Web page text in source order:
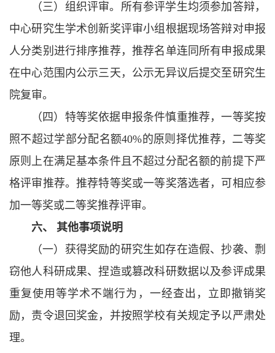
（三）组织评审。所有参评学生均须参加答辩，
中心研究生学术创新奖评审小组根据现场答辩对申报
人分类别进行排序推荐，推荐名单连同所有申报成果
在中心范围内公示三天，公示无异议后提交至研究生
院复审。
（四）特等奖依据申报条件慎重推荐，一等奖按
照不超过学部分配名额40%的原则择优推荐，二等奖
原则上在满足基本条件且不超过分配名额的前提下严
格评审推荐。推荐特等奖或一等奖落选者，可相应参
加一等奖或二等奖推荐评审。
六、 其他事项说明
（一）获得奖励的研究生如存在造假、抄袭、剽
窃他人科研成果、捏造或篡改科研数据以及参评成果
重复使用等学术不端行为，一经查出，立即撤销奖
励，责令退回奖金，并按照学校有关规定予以严肃处
理。